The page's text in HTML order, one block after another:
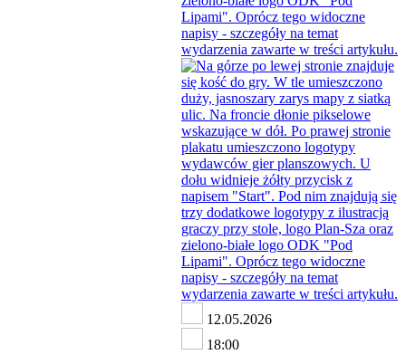
12.05.2026
18:00